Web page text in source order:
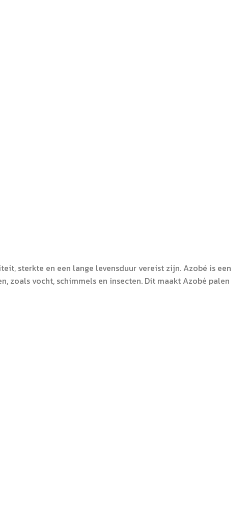
sterkte en een lange levensduur vereist zijn. Azobé is een
vocht, schimmels en insecten. Dit maakt Azobé palen